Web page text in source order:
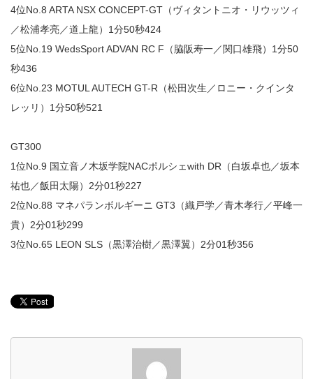
4位No.8 ARTA NSX CONCEPT-GT（ヴィタントニオ・リウッツィ
／松浦孝亮／道上龍）1分50秒424
5位No.19 WedsSport ADVAN RC F（脇阪寿一／関口雄飛）1分50
秒436
6位No.23 MOTUL AUTECH GT-R（松田次生／ロニー・クインタ
レッリ）1分50秒521
GT300
1位No.9 国立音ノ木坂学院NACポルシェwith DR（白坂卓也／坂本
祐也／飯田太陽）2分01秒227
2位No.88 マネパランボルギーニ GT3（織戸学／青木孝行／平峰一
貴）2分01秒299
3位No.65 LEON SLS（黒澤治樹／黒澤翼）2分01秒356